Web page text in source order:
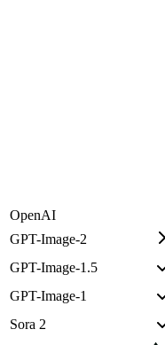
OpenAI
GPT-Image-2
GPT-Image-1.5
GPT-Image-1
Sora 2